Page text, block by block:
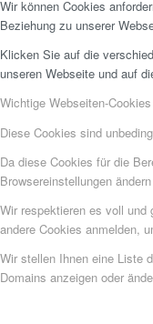
Wir können Cookies
Beziehung zu unserer
Klicken Sie auf die
unseren Webseite und auf
Wichtige Webseiten-Cookies
Diese Cookies sind
Da diese Cookies für die
Browsereinstellungen
Wir respektieren es voll und
andere Cookies anmelden,
Wir stellen Ihnen eine Liste
Domains anzeigen oder